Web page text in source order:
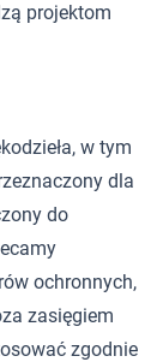
projektom
w tym
dla
do
ochronnych,
zasięgiem
zgodnie